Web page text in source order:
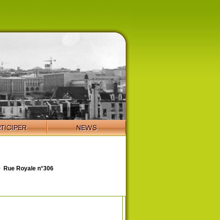
Rue Royale n°306